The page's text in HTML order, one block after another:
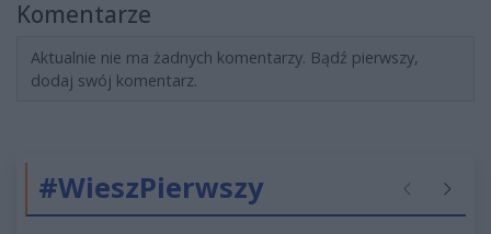
Komentarze
Aktualnie nie ma żadnych komentarzy. Bądź pierwszy,
dodaj swój komentarz.
#WieszPierwszy Poprzednie